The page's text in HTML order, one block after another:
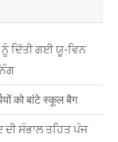
ਦਿੱਤੀ ਗਈ ਯੂ-ਵਿਨ
को बांटे स्कूल बैग
ਸੰਭਾਲ ਤਹਿਤ ਪੰਜ